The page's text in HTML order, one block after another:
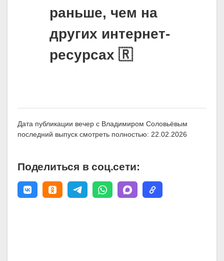
раньше, чем на
других интернет-
ресурсах 🇷
Дата публикации вечер с Владимиром Соловьёвым
последний выпуск смотреть полностью: 22.02.2026
Поделиться в соц.сети: